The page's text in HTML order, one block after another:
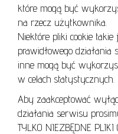
które mogą być
na rzecz użytkownika.
Niektóre pliki cookie
prawidłowego działania
inne mogą być
w celach statystycznych.
Aby zaakceptować
działania serwisu
TYLKO NIEZBĘDNE PLIKI
REGULAMIN AUKCJI
POLITYKA PRYWATNOŚCI
POLITYKA COOKIES